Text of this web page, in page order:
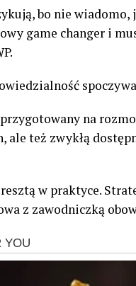
bo nie
game changer i
na
ale też zwykłą
w praktyce.
z zawodniczką